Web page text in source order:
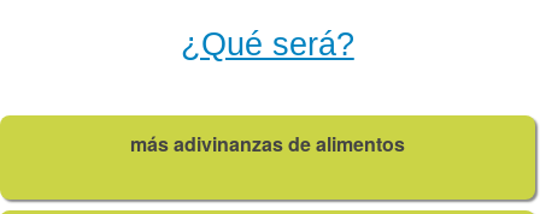
¿Qué será?
más adivinanzas de alimentos